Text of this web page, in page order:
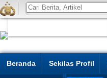
Beranda Sekilas Profil